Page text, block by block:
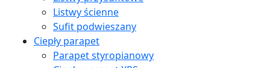
Listwy ścienne
Sufit podwieszany
Ciepły parapet
Parapet styropianowy